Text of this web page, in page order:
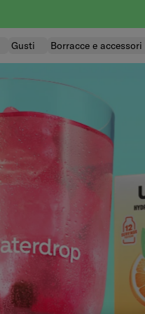
Gusti Borracce e accessori